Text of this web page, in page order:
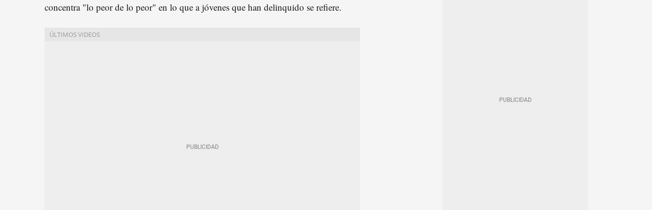
concentra "lo peor de lo peor" en lo que a jóvenes que han delinquido se refiere.